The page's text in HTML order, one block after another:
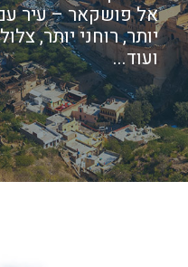
אל פושקאר – עיר
יותר, רוחני יותר,
ועוד...